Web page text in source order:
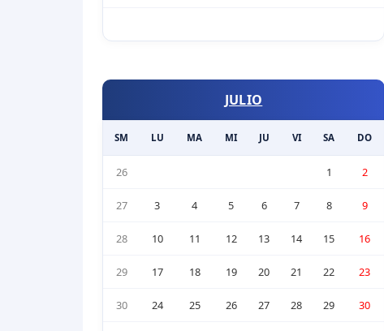
JULIO
SM LU MA MI JU VI SA DO
26 1 2
27 3 4 5 6 7 8 9
28 10 11 12 13 14 15 16
29 17 18 19 20 21 22 23
30 24 25 26 27 28 29 30